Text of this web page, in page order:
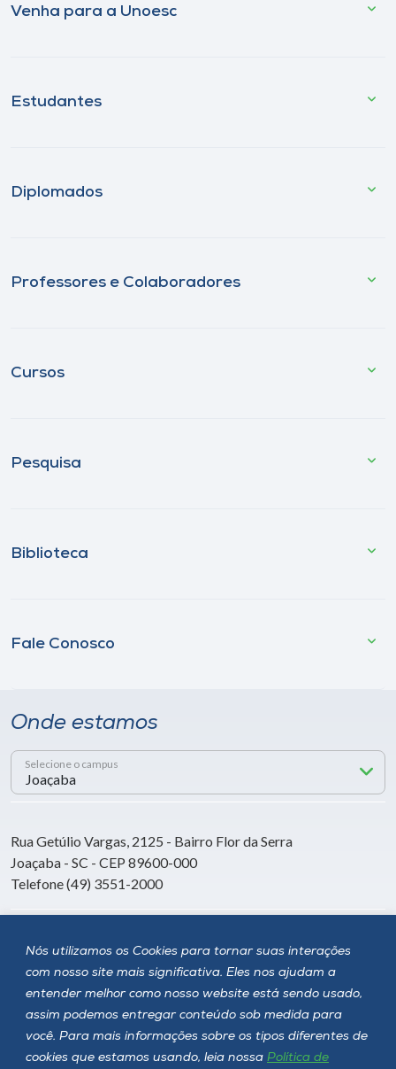
Nós utilizamos os Cookies para tornar suas interações
com nosso site mais significativa. Eles nos ajudam a
entender melhor como nosso website está sendo usado,
assim podemos entregar conteúdo sob medida para
você. Para mais informações sobre os tipos diferentes de
cookies que estamos usando, leia nossa Política de
Venha para a Unoesc
Estudantes
Diplomados
Professores e Colaboradores
Cursos
Pesquisa
Biblioteca
Fale Conosco
Onde estamos
Selecione o campus
Rua Getúlio Vargas, 2125 - Bairro Flor da Serra
Joaçaba - SC - CEP 89600-000
Telefone (49) 3551-2000
Siga a Unoesc